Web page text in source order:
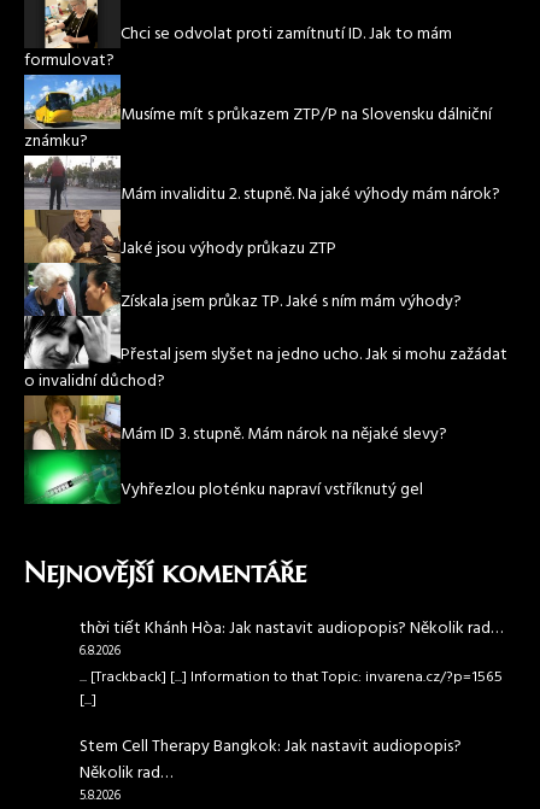
Chci se odvolat proti zamítnutí ID. Jak to mám
formulovat?
Musíme mít s průkazem ZTP/P na Slovensku dálniční
známku?
Mám invaliditu 2. stupně. Na jaké výhody mám nárok?
Jaké jsou výhody průkazu ZTP
Získala jsem průkaz TP. Jaké s ním mám výhody?
Přestal jsem slyšet na jedno ucho. Jak si mohu zažádat
o invalidní důchod?
Mám ID 3. stupně. Mám nárok na nějaké slevy?
Vyhřezlou ploténku napraví vstříknutý gel
Nejnovější komentáře
thời tiết Khánh Hòa:Jak nastavit audiopopis? Několik rad…
6.8.2026
... [Trackback] [...] Information to that Topic: invarena.cz/?p=1565
[...]
Stem Cell Therapy Bangkok:Jak nastavit audiopopis?
Několik rad…
5.8.2026